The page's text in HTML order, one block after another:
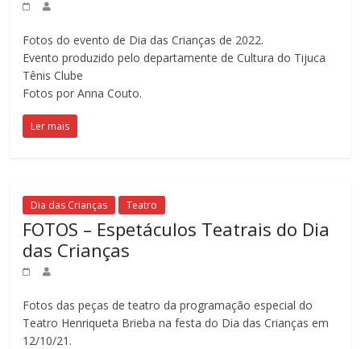
Fotos do evento de Dia das Crianças de 2022.
Evento produzido pelo departamente de Cultura do Tijuca
Tênis Clube
Fotos por Anna Couto.
Ler mais
Dia das Crianças Teatro
FOTOS – Espetáculos Teatrais do Dia
das Crianças
Fotos das peças de teatro da programação especial do
Teatro Henriqueta Brieba na festa do Dia das Crianças em
12/10/21.